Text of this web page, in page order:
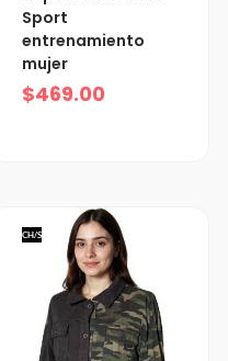
Sport
entrenamiento
mujer
$469.00
CH/S